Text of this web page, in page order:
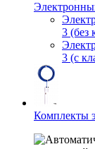
3 (без
3 (с
Комплекты